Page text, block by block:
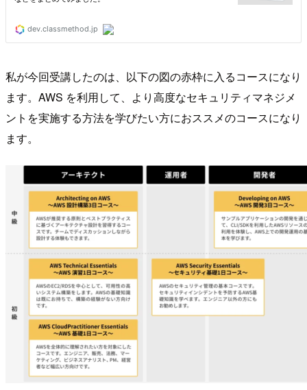
私が今回受講したのは、以下の図の赤枠に入るコースになり
ます。AWS を利用して、より高度なセキュリティマネジメ
ントを実施する方法を学びたい方におススメのコースになり
ます。